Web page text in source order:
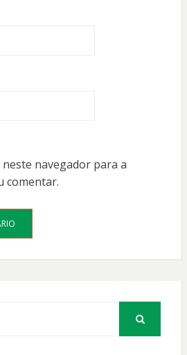
navegador para a
comentar.